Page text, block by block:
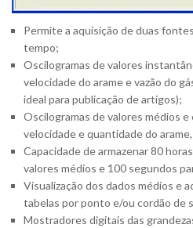
Permite a aquisição de duas
tempo;
Oscilogramas de valores
velocidade do arame e vazão do
ideal para publicação de artigos);
Oscilogramas de valores médios
velocidade e quantidade do
Capacidade de armazenar 80
valores médios e 100 segundos
Visualização dos dados médios e
tabelas por ponto e/ou cordão de
Mostradores digitais das